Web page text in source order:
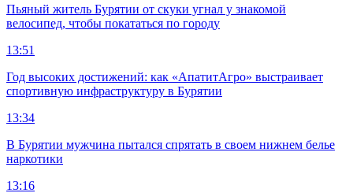
Пьяный житель Бурятии от скуки угнал у знакомой
велосипед, чтобы покататься по городу
13:51
Год высоких достижений: как «АпатитАгро» выстраивает
спортивную инфраструктуру в Бурятии
13:34
В Бурятии мужчина пытался спрятать в своем нижнем белье
наркотики
13:16